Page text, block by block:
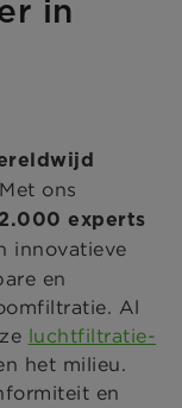
in
ons
experts
innovatieve
en
Al
luchtfiltratie-
het milieu.
en